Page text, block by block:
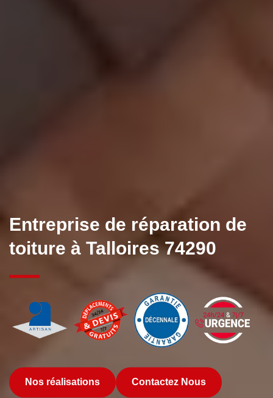
Entreprise de réparation de
toiture à Talloires 74290
Nos réalisations Contactez Nous